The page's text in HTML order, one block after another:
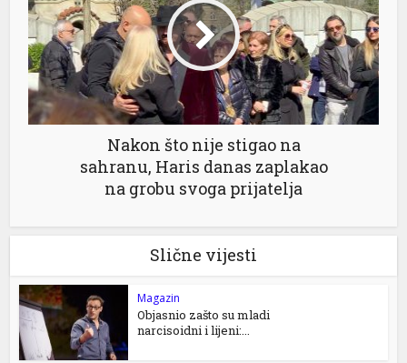
Nakon što nije stigao na
sahranu, Haris danas zaplakao
na grobu svoga prijatelja
Slične vijesti
Magazin
Objasnio zašto su mladi
narcisoidni i lijeni:...